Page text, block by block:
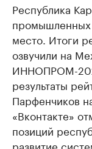
Республика
промышленных
место. Итоги
озвучили на
ИННОПРОМ-
результаты
Парфенчиков
«Вконтакте»
позиций
развитие